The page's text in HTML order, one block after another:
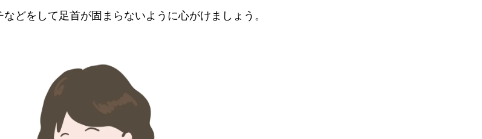
どをして足首が固まらないように心がけましょう。